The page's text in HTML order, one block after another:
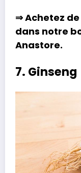
⇒ Achetez
dans notre
Anastore.
7. Ginseng